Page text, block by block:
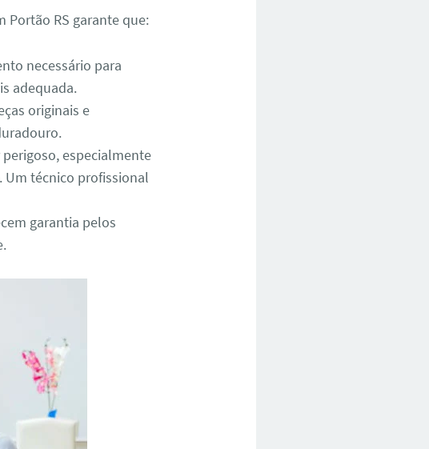
Portão RS garante que:
necessário para
adequada.
originais e
especialmente
Um técnico profissional
garantia pelos